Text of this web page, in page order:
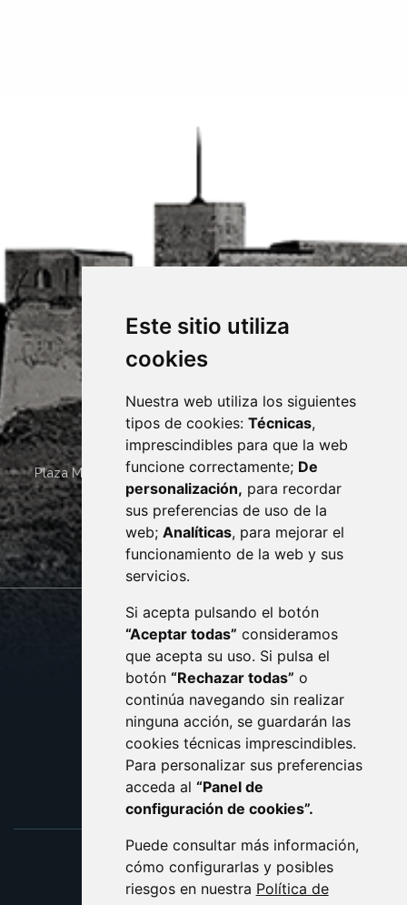
Este sitio utiliza
cookies
Nuestra web utiliza los siguientes
tipos de cookies: Técnicas,
imprescindibles para que la web
funcione correctamente; De
personalización, para recordar
sus preferencias de uso de la
web; Analíticas, para mejorar el
funcionamiento de la web y sus
servicios.
Si acepta pulsando el botón
“Aceptar todas” consideramos
que acepta su uso. Si pulsa el
botón “Rechazar todas” o
continúa navegando sin realizar
ninguna acción, se guardarán las
cookies técnicas imprescindibles.
Para personalizar sus preferencias
acceda al “Panel de
configuración de cookies”.
Puede consultar más información,
cómo configurarlas y posibles
riesgos en nuestra Política de
Plaza Mayor 4 22400 MONZÓN - ARAGÓN (ESPAÑA)
· (34) 974 400 700 ·
sac@monzon.es
monzon.es
CONTACTO
AVISO LEGAL
PROTECCIÓN DE DATOS
POLÍTICA DE COOKIES
ACCESIBILIDAD
ENLACE EXTERNO AL